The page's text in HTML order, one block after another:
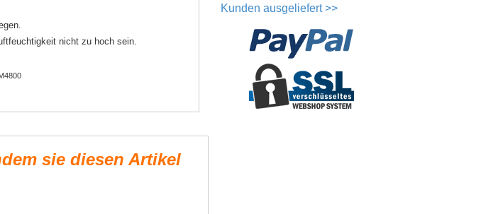
nicht zu hoch sein.
sie diesen Artikel
Kunden ausgeliefert >>